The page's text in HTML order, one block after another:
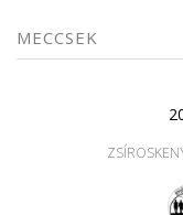
MECCSEK